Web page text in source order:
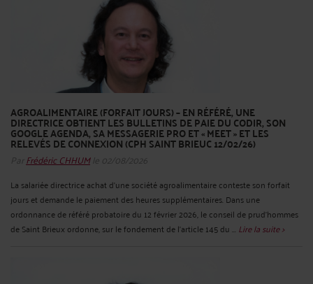
AGROALIMENTAIRE (FORFAIT JOURS) – EN RÉFÉRÉ, UNE
DIRECTRICE OBTIENT LES BULLETINS DE PAIE DU CODIR, SON
GOOGLE AGENDA, SA MESSAGERIE PRO ET « MEET » ET LES
RELEVÉS DE CONNEXION (CPH SAINT BRIEUC 12/02/26)
Par Frédéric CHHUMle 02/08/2026
La salariée directrice achat d’une société agroalimentaire conteste son forfait
jours et demande le paiement des heures supplémentaires. Dans une
ordonnance de référé probatoire du 12 février 2026, le conseil de prud’hommes
de Saint Brieux ordonne, sur le fondement de l’article 145 du ... Lire la suite >